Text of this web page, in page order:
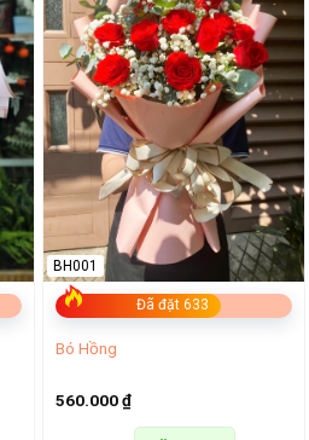
Đã đặt 633
BH001
Bó Hồng
560.000₫